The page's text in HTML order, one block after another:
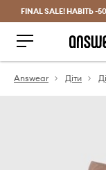
FINAL SALE! НАВІТЬ -
Answear Діти